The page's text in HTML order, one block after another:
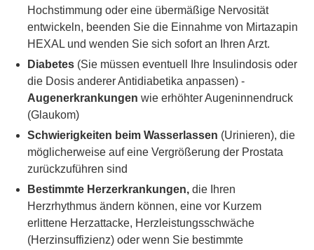
Hochstimmung oder eine übermäßige Nervosität
entwickeln, beenden Sie die Einnahme von Mirtazapin
HEXAL und wenden Sie sich sofort an Ihren Arzt.
Diabetes (Sie müssen eventuell Ihre Insulindosis oder
die Dosis anderer Antidiabetika anpassen) -
Augenerkrankungen wie erhöhter Augeninnendruck
(Glaukom)
Schwierigkeiten beim Wasserlassen (Urinieren), die
möglicherweise auf eine Vergrößerung der Prostata
zurückzuführen sind
Bestimmte Herzerkrankungen, die Ihren
Herzrhythmus ändern können, eine vor Kurzem
erlittene Herzattacke, Herzleistungsschwäche
(Herzinsuffizienz) oder wenn Sie bestimmte